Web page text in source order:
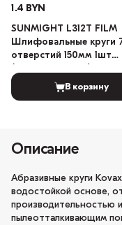
1.4 BYN
SUNMIGHT L312T FILM
Шлифовальные круги
отверстий 150мм 1шт
В корзину
Описание
Абразивные круги
водостойкой основе,
производительностью
пылеотталкивающим